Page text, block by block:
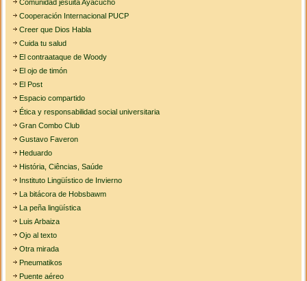
Comunidad jesuita Ayacucho
Cooperación Internacional PUCP
Creer que Dios Habla
Cuida tu salud
El contraataque de Woody
El ojo de timón
El Post
Espacio compartido
Ética y responsabilidad social universitaria
Gran Combo Club
Gustavo Faveron
Heduardo
História, Ciências, Saúde
Instituto Lingüístico de Invierno
La bitácora de Hobsbawm
La peña lingüística
Luis Arbaiza
Ojo al texto
Otra mirada
Pneumatikos
Puente aéreo